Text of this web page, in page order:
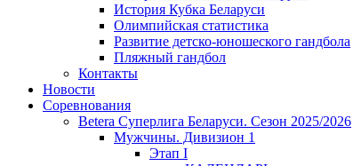
История Кубка Беларуси
Олимпийская статистика
Развитие детско-юношеского гандбола
Пляжный гандбол
Контакты
Новости
Соревнования
Betera Суперлига Беларуси. Сезон 2025/2026
Мужчины. Дивизион 1
Этап I